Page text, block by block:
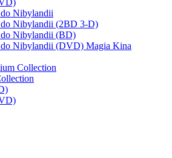
Nibylandii
Nibylandii (2BD 3-D)
Nibylandii (BD)
do Nibylandii (DVD) Magia Kina
Collection